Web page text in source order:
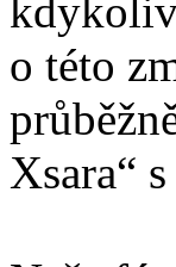
kdykoliv
o této
Xsara“